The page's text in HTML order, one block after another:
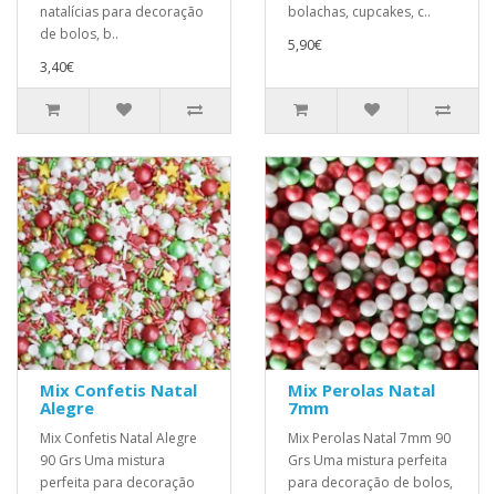
natalícias para decoração
de bolos, b..
3,40€
bolachas, cupcakes, c..
5,90€
Mix Confetis Natal
Alegre
Mix Confetis Natal Alegre
90 Grs Uma mistura
perfeita para decoração
Mix Perolas Natal
7mm
Mix Perolas Natal 7mm 90
Grs Uma mistura perfeita
para decoração de bolos,